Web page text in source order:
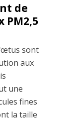
de
PM2,5
sont
aux
une
fines
la taille